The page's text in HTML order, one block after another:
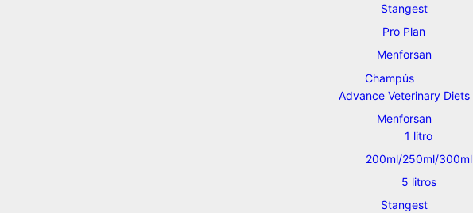
Stangest
Pro Plan
Menforsan
Champús
Advance Veterinary Diets
Menforsan
1 litro
200ml/250ml/300ml
5 litros
Stangest